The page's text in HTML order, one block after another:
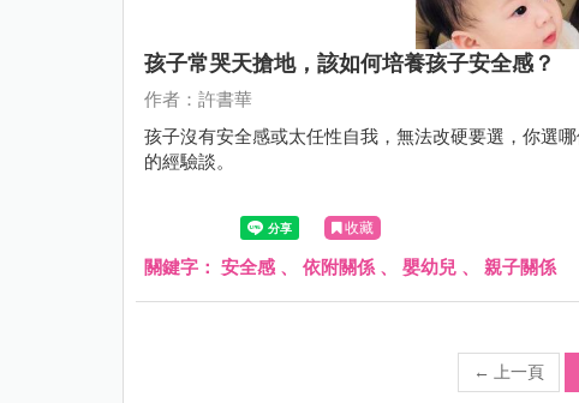
孩子常哭天搶地，該如何培養孩子安全感？
作者：許書華
孩子沒有安全感或太任性自我，無法改硬要選，你選
的經驗談。
收藏
關鍵字： 安全感 、 依附關係 、 嬰幼兒 、 親子關係
← 上一頁